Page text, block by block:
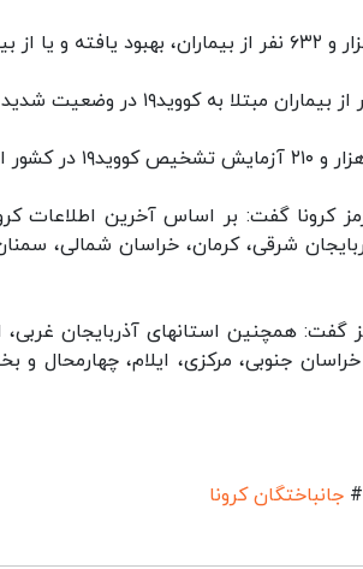
کرونا گفت: بر اساس آخرین اطلاعات
شرقی، کرمان، خراسان شمالی،
گفت: همچنین استانهای آذربایجان غربی،
خراسان جنوبی، مرکزی، ایلام،
# جانباختگان کرونا